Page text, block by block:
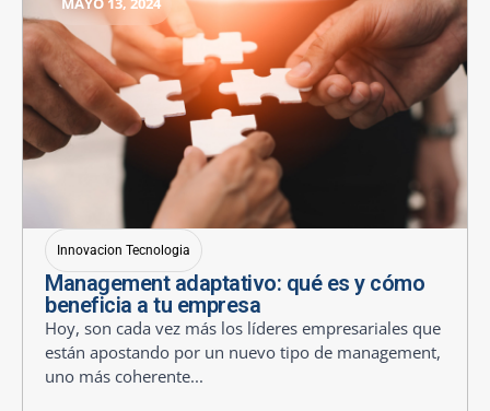
Innovacion Tecnologia
Management adaptativo: qué es y cómo
beneficia a tu empresa
Hoy, son cada vez más los líderes empresariales que
están apostando por un nuevo tipo de management,
uno más coherente...